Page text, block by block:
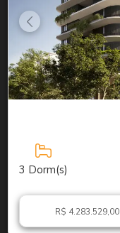
3 Dorm(s)
R$ 4.283.529,00